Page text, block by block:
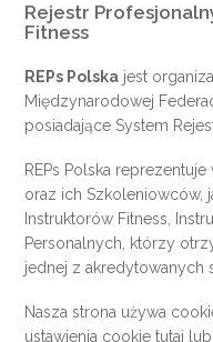
Rejestr
Fitness
REPs Polska jest
Międzynarodowej
posiadające System
REPs Polska
oraz ich Szkoleniowców,
Instruktorów Fitness,
Personalnych, którzy
jednej z akredytowanych
Nasza strona używa
ustawienia cookietutaj